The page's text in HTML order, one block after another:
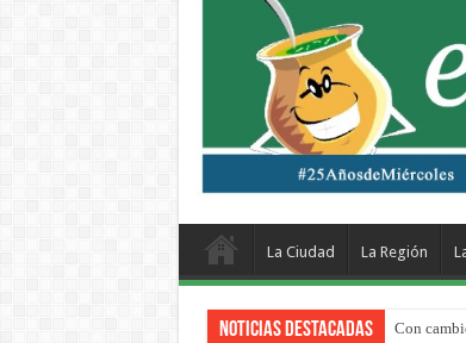
La Ciudad La Región
Noticias Destacadas Adopción